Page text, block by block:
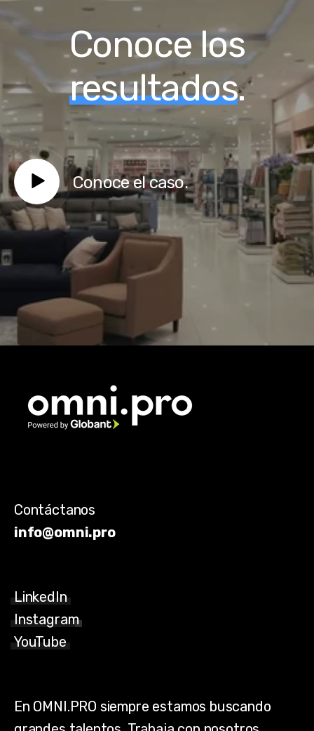
Conoce los
resultados.
Conoce el caso.
Contáctanos
info@omni.pro
LinkedIn
Instagram
YouTube
En OMNI.PRO siempre estamos buscando